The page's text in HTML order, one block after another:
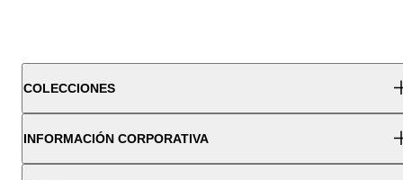
COLECCIONES
INFORMACIÓN CORPORATIVA